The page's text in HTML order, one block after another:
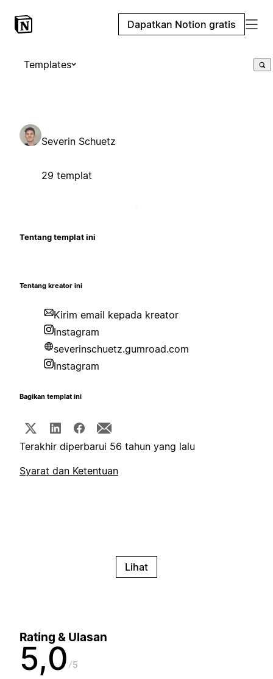
Dapatkan Notion gratis
Templates
Severin Schuetz
29 templat
Tentang templat ini
Tentang kreator ini
Kirim email kepada kreator
Instagram
severinschuetz.gumroad.com
Instagram
Bagikan templat ini
Terakhir diperbarui 56 tahun yang lalu
Syarat dan Ketentuan
Lihat
Rating & Ulasan
5,0 5